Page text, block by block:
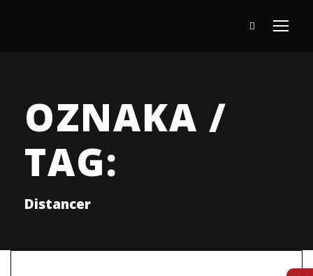
OZNAKA /
TAG:
Distancer